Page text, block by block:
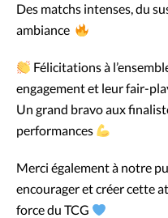
Des matchs intenses, du
ambiance
Félicitations à
engagement et leur fair-
Un grand bravo aux
performances
Merci également à notre
encourager et créer cette
force du TCG